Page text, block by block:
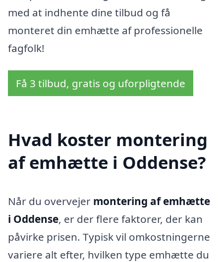
med at indhente dine tilbud og få
monteret din emhætte af professionelle
fagfolk!
Få 3 tilbud, gratis og uforpligtende
Hvad koster montering
af emhætte i Oddense?
Når du overvejer montering af emhætte
i Oddense, er der flere faktorer, der kan
påvirke prisen. Typisk vil omkostningerne
variere alt efter, hvilken type emhætte du